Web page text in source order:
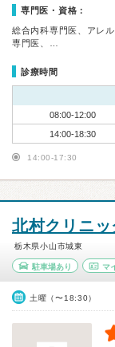
専門医・資格：
総合内科専門医、アレ
専門医、…
診療時間
08:00-12:00
14:00-18:30
14:00-17:30
北村クリニッ
栃木県小山市城東
駐車場あり マ
土曜（〜18:30）